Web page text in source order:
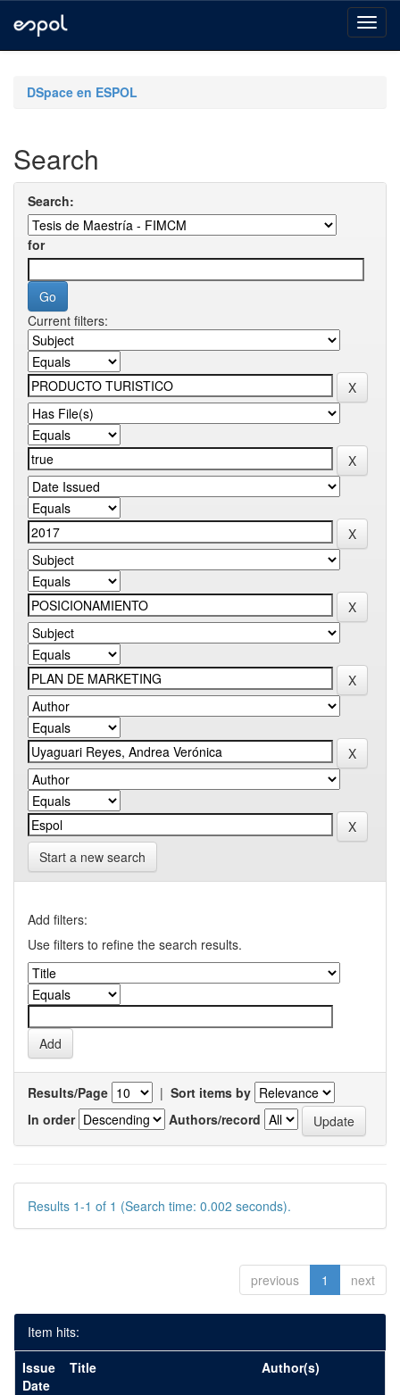
navigationDSpace en ESPOL
Search
Search:
for
Current filters:
Start a new search
Add filters:
Use filters to refine the search results.
Results/Page | Sort items by
In order
Authors/record
Results 1-1 of 1 (Search time: 0.002 seconds).
previous 1 next
Item hits:
Issue
Date
Title Author(s)